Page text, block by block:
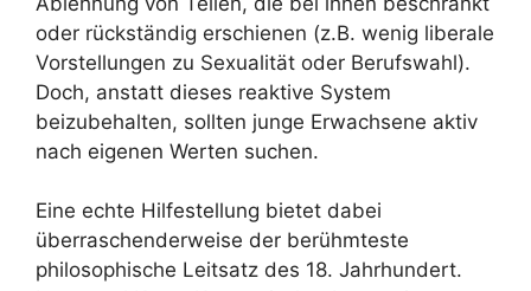
oder rückständig erschienen (z.B. wenig liberale
Vorstellungen zu Sexualität oder Berufswahl).
Doch, anstatt dieses reaktive System
beizubehalten, sollten junge Erwachsene aktiv
nach eigenen Werten suchen.
Eine echte Hilfestellung bietet dabei
überraschenderweise der berühmteste
philosophische Leitsatz des 18. Jahrhundert.